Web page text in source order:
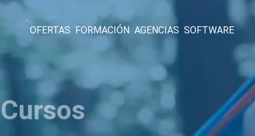
OFERTAS FORMACIÓN AGENCIAS SOFTWARE
Cursos